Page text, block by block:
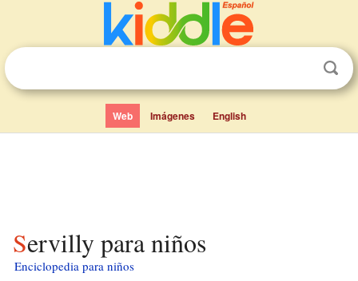
Web Imágenes English
Servilly para niños
Enciclopedia para niños